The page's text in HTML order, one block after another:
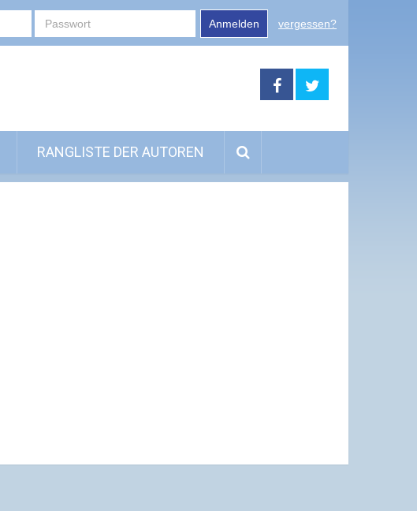
Anmelden vergessen?
RANGLISTE DER AUTOREN